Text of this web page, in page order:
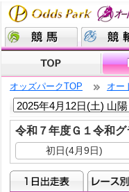
オッズパークTOP オー
令和７年度Ｇ１令和
初日(4月9日)